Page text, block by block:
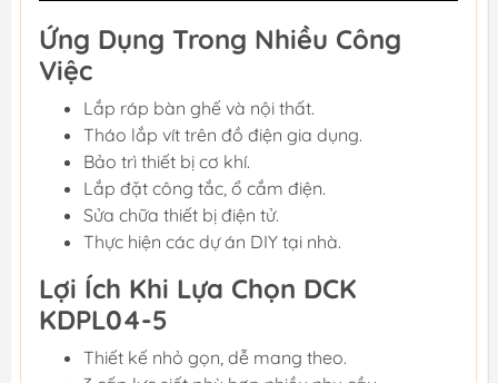
Ứng Dụng Trong Nhiều Công
Việc
Lắp ráp bàn ghế và nội thất.
Tháo lắp vít trên đồ điện gia dụng.
Bảo trì thiết bị cơ khí.
Lắp đặt công tắc, ổ cắm điện.
Sửa chữa thiết bị điện tử.
Thực hiện các dự án DIY tại nhà.
Lợi Ích Khi Lựa Chọn DCK
KDPL04-5
Thiết kế nhỏ gọn, dễ mang theo.